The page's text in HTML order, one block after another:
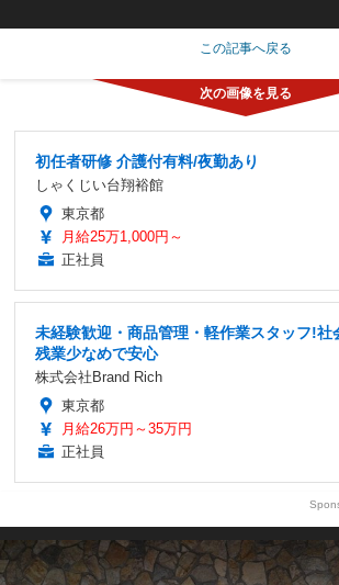
この記事へ戻る
初任者研修 介護付有料/夜勤あり
しゃくじい台翔裕館
東京都
月給25万1,000円～
正社員
未経験歓迎・商品管理・軽作業スタッフ!社
残業少なめで安心
株式会社Brand Rich
東京都
月給26万円～35万円
正社員